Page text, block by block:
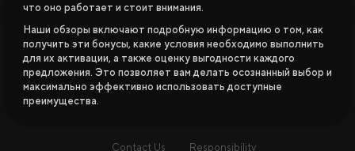
что оно работает и стоит внимания.
Наши обзоры включают подробную информацию о том, как
получить эти бонусы, какие условия необходимо выполнить
для их активации, а также оценку выгодности каждого
предложения. Это позволяет вам делать осознанный выбор и
максимально эффективно использовать доступные
преимущества.
Contact Us Responsibility